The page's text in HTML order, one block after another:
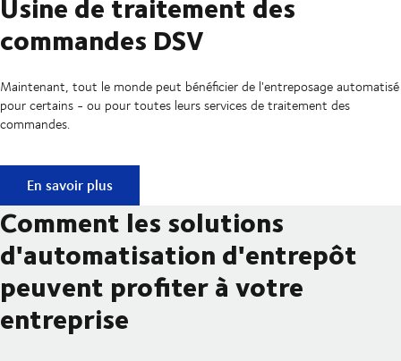
commandes DSV
Maintenant, tout le monde peut bénéficier de l'entreposage automatisé
pour certains - ou pour toutes leurs services de traitement des
commandes.
Usine de traitement des commandes DSV
En savoir plus
Comment les solutions
d'automatisation d'entrepôt
peuvent profiter à votre
entreprise